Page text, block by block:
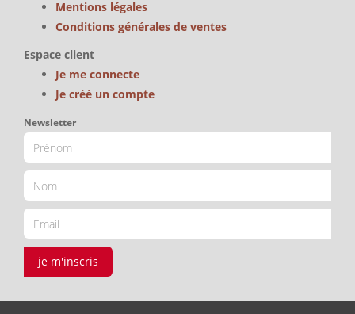
Mentions légales
Conditions générales de ventes
Espace client
Je me connecte
Je créé un compte
Newsletter
je m'inscris